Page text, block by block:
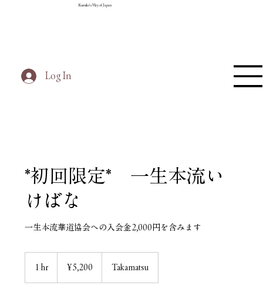
Kumiko's Way of Japan
Log In
*初回限定* 一生本流い
けばな
一生本流華道協会への入会金2,000円を含みます
1 hr1
¥5,200 Takamatsu